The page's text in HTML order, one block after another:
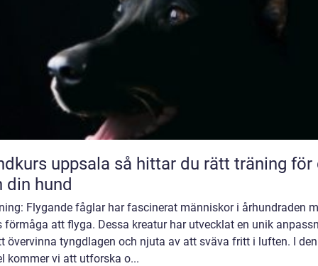
så hittar du rätt träning för dig
din hund
Flygande fåglar har fascinerat människor i århundraden
förmåga att flyga. Dessa kreatur har utvecklat en unik
övervinna tyngdlagen och njuta av att sväva fritt i luften. I
kommer vi att utforska o...